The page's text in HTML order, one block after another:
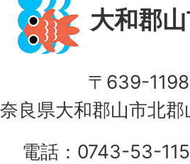
大和郡
〒639-1198
奈良県大和郡山市北
電話：0743-53-